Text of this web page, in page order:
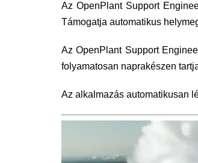
Az OpenPlant Support
Támogatja automatikus
Az OpenPlant Support
folyamatosan naprakészen
Az alkalmazás automatikusan